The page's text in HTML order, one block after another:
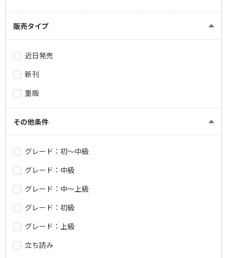
販売タイプ
近日発売
新刊
重版
その他条件
グレード：初～中級
グレード：中級
グレード：中～上級
グレード：初級
グレード：上級
立ち読み